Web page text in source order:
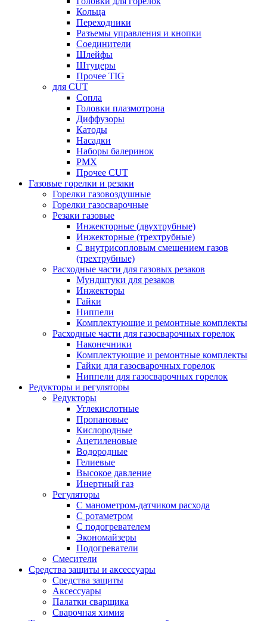
Кольца
Переходники
Разъемы управления и кнопки
Соединители
Шлейфы
Штуцеры
Прочее TIG
для CUT
Сопла
Головки плазмотрона
Диффузоры
Катоды
Насадки
Наборы балеринок
PMX
Прочее CUT
Газовые горелки и резаки
Горелки газовоздушные
Горелки газосварочные
Резаки газовые
Инжекторные (двухтрубные)
Инжекторные (трехтрубные)
С внутрисопловым смешением газов
(трехтрубные)
Расходные части для газовых резаков
Мундштуки для резаков
Инжекторы
Гайки
Ниппели
Комплектующие и ремонтные комплекты
Расходные части для газосварочных горелок
Наконечники
Комплектующие и ремонтные комплекты
Гайки для газосварочных горелок
Ниппели для газосварочных горелок
Редукторы и регуляторы
Редукторы
Углекислотные
Пропановые
Кислородные
Ацетиленовые
Водородные
Гелиевые
Высокое давление
Инертный газ
Регуляторы
С манометром-датчиком расхода
С ротаметром
С подогревателем
Экономайзеры
Подогреватели
Смесители
Средства защиты и аксессуары
Средства защиты
Аксессуары
Палатки сварщика
Сварочная химия